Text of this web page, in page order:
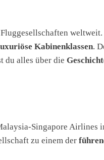
Kabinenklassen.
du alles über die
Singapore Airlines
zu einem der